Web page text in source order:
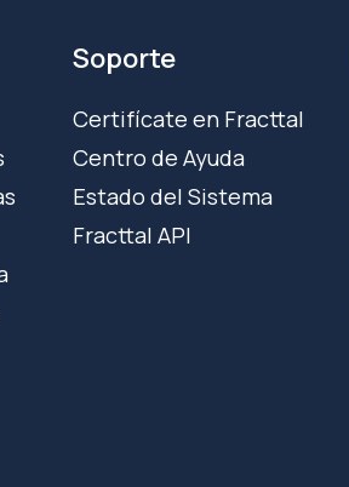
Soporte
Certifícate en Fracttal
Centro de Ayuda
Estado del Sistema
Fracttal API